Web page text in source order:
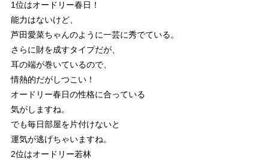
1位はオードリー春日！
能力はないけど、
芦田愛菜ちゃんのように一芸に秀でている。
さらに財を成すタイプだが、
耳の端が巻いているので、
情熱的だがしつこい！
オードリー春日の性格に合っている
気がしますね。
でも毎日部屋を片付けないと
運気が逃げちゃいますね。
2位はオードリー若林